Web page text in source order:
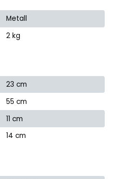
Metall
2 kg
23 cm
55 cm
11 cm
14 cm